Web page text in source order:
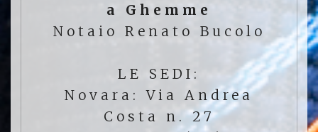
a Ghemme
Notaio Renato Bucolo
LE SEDI:
Novara: Via Andrea
Costa n. 27